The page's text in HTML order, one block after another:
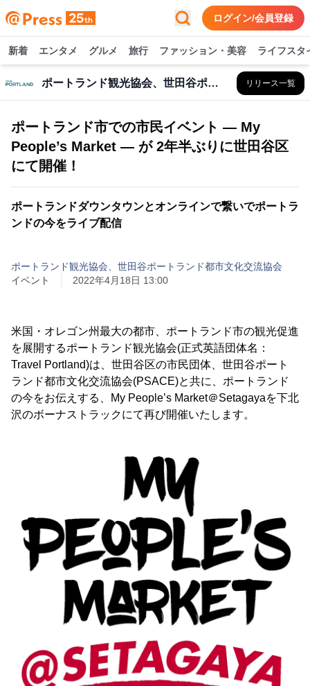
ログイン/会員登録
新着 エンタメ グルメ 旅行 ファッション・美容 ライフスタ
ポートランド観光協会、世田谷ポートランド都市文化交流協会 リリース一覧
ポートランド市での市民イベント ― My
People’s Market ― が 2年半ぶりに世田谷区
にて開催！
ポートランドダウンタウンとオンラインで繋いでポートラ
ンドの今をライブ配信
ポートランド観光協会、世田谷ポートランド都市文化交流協会
イベント
2022年4月18日 13:00
米国・オレゴン州最大の都市、ポートランド市の観光促進
を展開するポートランド観光協会(正式英語団体名：
Travel Portland)は、世田谷区の市民団体、世田谷ポート
ランド都市文化交流協会(PSACE)と共に、ポートランド
の今をお伝えする、My People’s Market＠Setagayaを下北
沢のボーナストラックにて再び開催いたします。